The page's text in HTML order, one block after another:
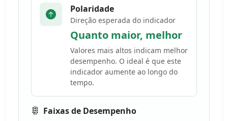
Polaridade
Direção esperada do indicador
Quanto maior, melhor
Valores mais altos indicam melhor
desempenho. O ideal é que este
indicador aumente ao longo do
tempo.
Faixas de Desempenho